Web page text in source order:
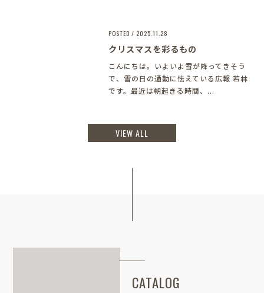
POSTED / 2025.11.28
クリスマスを彩るもの
こんにちは。いよいよ雪が降ってきそう
で、雪の日の通勤に怯えている広報 若林
です。最近は朝起きる時間、...
VIEW ALL
CATALOG